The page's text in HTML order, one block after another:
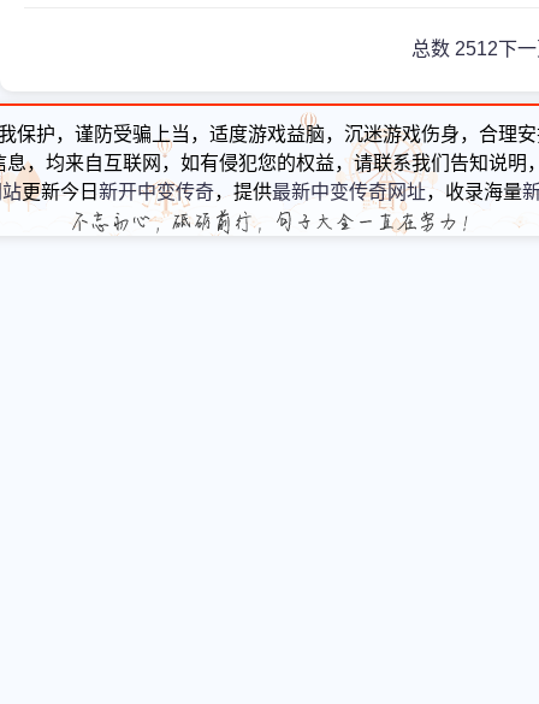
总数 2512下
保护，谨防受骗上当，适度游戏益脑，沉迷游戏伤身，合理
，均来自互联网，如有侵犯您的权益，请联系我们告知说明
更新今日 新开中变传奇，提供最新中变传奇网址，收录海量